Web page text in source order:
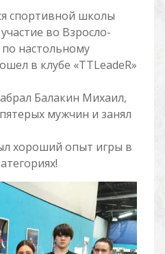
спортивной школы
во Взросло-
настольному
в клубе «TTLeadeR»
Балакин Михаил,
мужчин и занял
хороший опыт игры в